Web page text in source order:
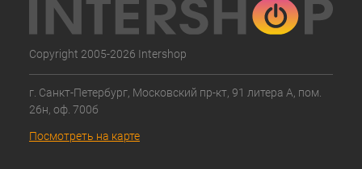
Copyright 2005-2026 Intershop
г. Санкт-Петербург, Московский пр-кт, 91 литера А, пом.
26н, оф. 700б
Посмотреть на карте